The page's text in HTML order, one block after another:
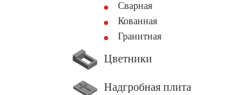
Сварная
Кованная
Гранитная
Цветники
Надгробная плита